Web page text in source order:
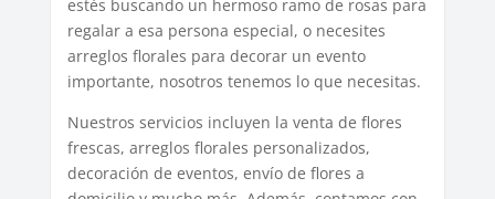
estés buscando un hermoso ramo de rosas para
regalar a esa persona especial, o necesites
arreglos florales para decorar un evento
importante, nosotros tenemos lo que necesitas.
Nuestros servicios incluyen la venta de flores
frescas, arreglos florales personalizados,
decoración de eventos, envío de flores a